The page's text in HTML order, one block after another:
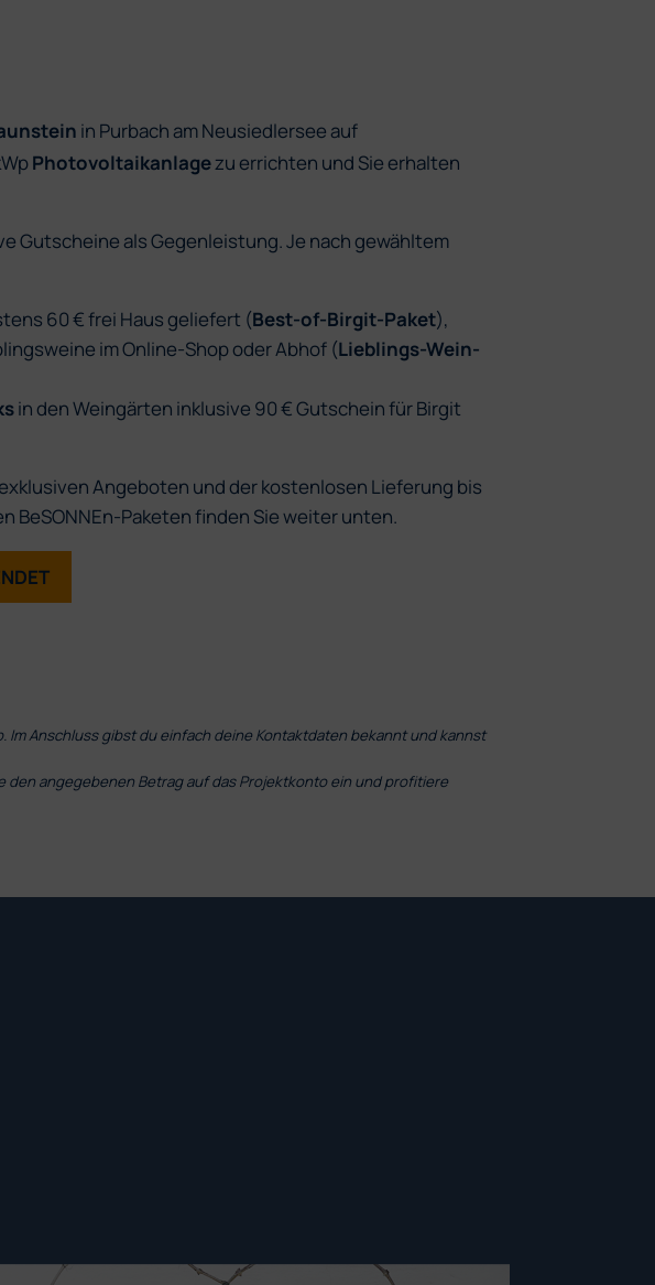
in Purbach am Neusiedlersee auf
Photovoltaikanlagezu errichten und Sie erhalten
Gutscheine als Gegenleistung. Je nach gewähltem
60 € frei Haus geliefert (Best-of-Birgit-Paket),
im Online-Shop oder Abhof (Lieblings-Wein-
in den Weingärten inklusive 90 € Gutschein für Birgit
Angeboten und der kostenlosen Lieferung bis
BeSONNEn-Paketen finden Sie weiter unten.
Anschluss gibst du einfach deine Kontaktdaten bekannt und kannst
angegebenen Betrag auf das Projektkonto ein und profitiere